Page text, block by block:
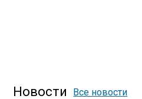
Новости Все новости